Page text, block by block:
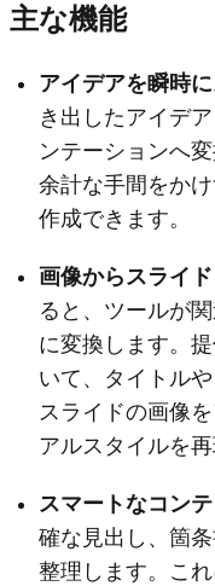
主な機能
アイデアを瞬時
き出したアイデ
ンテーションへ
余計な手間をか
作成できます。
画像からスライ
ると、ツールが
に変換します。
いて、タイトル
スライドの画像
アルスタイルを
スマートなコン
確な見出し、箇
整理します。こ